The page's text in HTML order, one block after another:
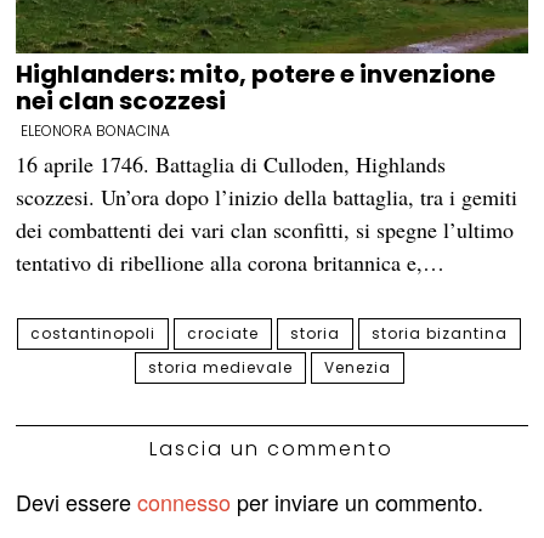
Highlanders: mito, potere e invenzione
nei clan scozzesi
ELEONORA BONACINA
16 aprile 1746. Battaglia di Culloden, Highlands
scozzesi. Un’ora dopo l’inizio della battaglia, tra i gemiti
dei combattenti dei vari clan sconfitti, si spegne l’ultimo
tentativo di ribellione alla corona britannica e,…
costantinopoli crociate storia
storia bizantina
storia medievale
Venezia
Lascia un commento
Devi essereconnesso per inviare un commento.